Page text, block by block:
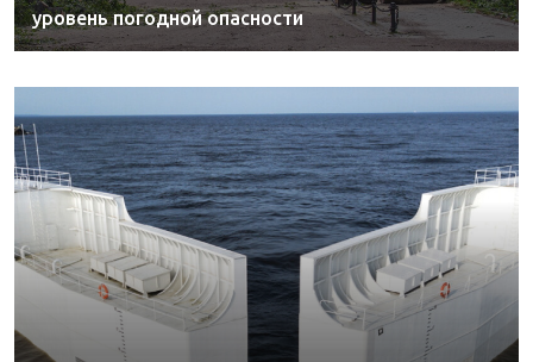
уровень погодной опасности